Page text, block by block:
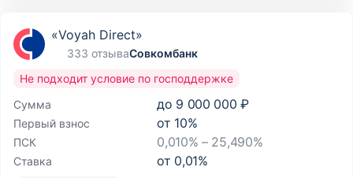
«Voyah Direct»
333 отзываСовкомбанк
Сумма до 9 000 000 ₽
Первый взнос от 10%
ПСК 0,010% – 25,490%
Ставка от 0,01%
Не подходит условие по господдержке